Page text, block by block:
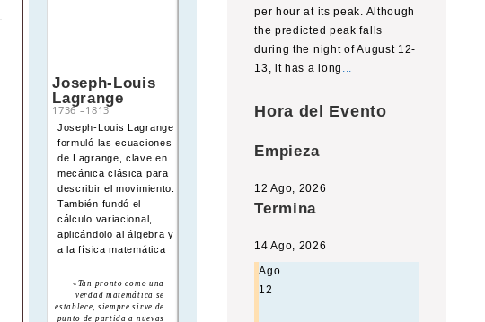
Joseph-Louis
Lagrange
1736–1813
Joseph-Louis Lagrange
formuló las ecuaciones
de Lagrange, clave en
mecánica clásica para
describir el movimiento.
También fundó el
cálculo variacional,
aplicándolo al álgebra y
a la física matemática
«Tan pronto como una
verdad matemática se
establece, siempre sirve de
punto de partida a nuevas
Galileo Galilei
satélites de Júpiter,
heliocéntrica y sentó
bases del método
per hour at its peak. Although
the predicted peak falls
during the night of August 12-
13, it has a long ...
Hora del Evento
Empieza
12 Ago, 2026
Termina
14 Ago, 2026
Ago
12
-